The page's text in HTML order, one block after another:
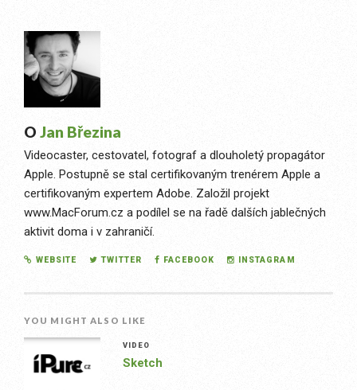
O Jan Březina
Videocaster, cestovatel, fotograf a dlouholetý propagátor
Apple. Postupně se stal certifikovaným trenérem Apple a
certifikovaným expertem Adobe. Založil projekt
www.MacForum.cz a podílel se na řadě dalších jablečných
aktivit doma i v zahraničí.
WEBSITE TWITTER FACEBOOK INSTAGRAM
YOU MIGHT ALSO LIKE
VIDEO
Sketch